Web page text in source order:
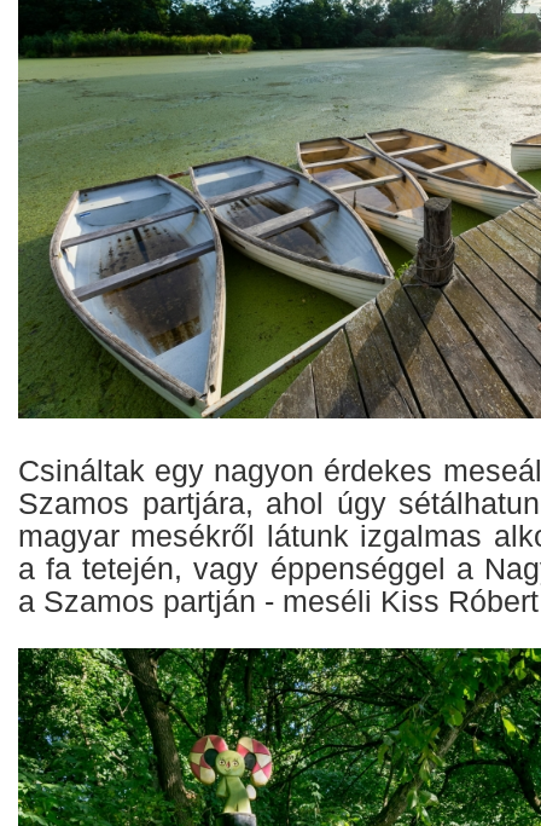
Csináltak egy nagyon érdekes
Szamos partjára, ahol úgy
magyar mesékről látunk izgalmas
a fa tetején, vagy éppenséggel a
a Szamos partján - meséli Kiss